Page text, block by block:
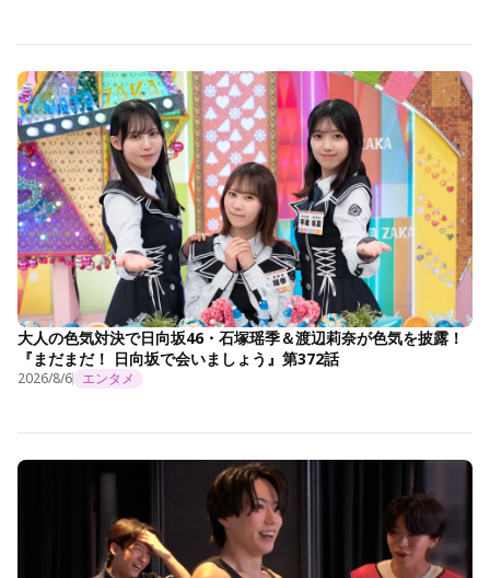
大人の色気対決で日向坂46・石塚瑶季＆渡辺莉奈が色気を披露！
『まだまだ！ 日向坂で会いましょう』第372話
2026/8/6 エンタメ